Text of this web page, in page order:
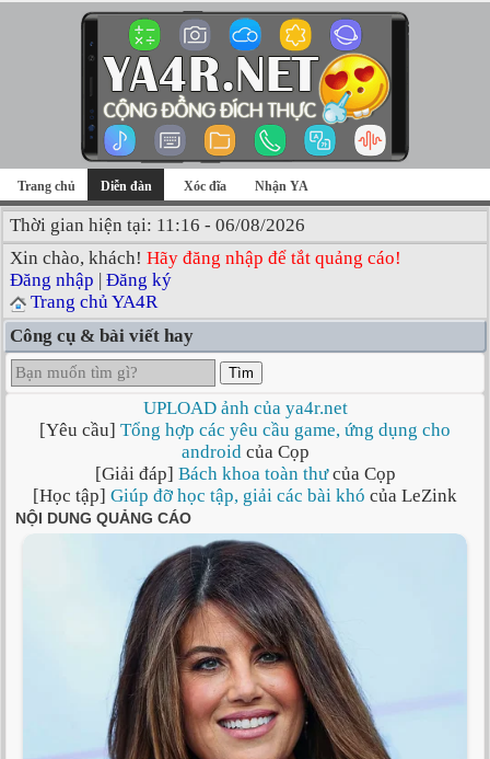
Trang chủ Diễn đàn Xóc đĩa Nhận YA
Thời gian hiện tại: 11:16 - 06/08/2026
Xin chào, khách! Hãy đăng nhập để tắt quảng cáo!
Đăng nhập | Đăng ký
Trang chủ YA4R
Công cụ & bài viết hay
Tìm
UPLOAD ảnh của ya4r.net
[Yêu cầu] Tổng hợp các yêu cầu game, ứng dụng cho
androidcủa Cọp
[Giải đáp] Bách khoa toàn thưcủa Cọp
[Học tập] Giúp đỡ học tập, giải các bài khó của LeZink